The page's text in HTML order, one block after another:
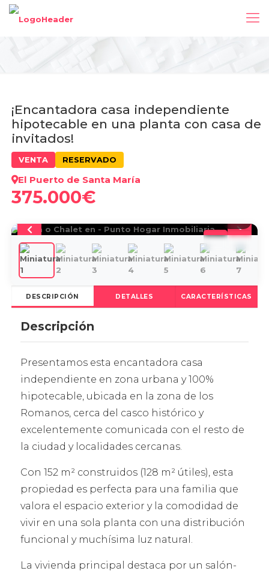
¡Encantadora casa independiente
hipotecable en una planta con casa de
invitados!
VENTA RESERVADO
El Puerto de Santa María
375.000€
DESCRIPCIÓN DETALLES CARACTERÍSTICAS
Descripción
Presentamos esta encantadora casa
independiente en zona urbana y 100%
hipotecable, ubicada en la zona de los
Romanos, cerca del casco histórico y
excelentemente comunicada con el resto de
la ciudad y localidades cercanas.
Con 152 m² construidos (128 m² útiles), esta
propiedad es perfecta para una familia que
valora el espacio exterior y la comodidad de
vivir en una sola planta con una distribución
funcional y muchísima luz natural.
La vivienda principal destaca por un salón-